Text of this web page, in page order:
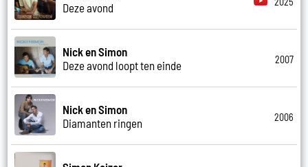
Deze avond
Nick en Simon
Deze avond loopt ten einde
2007
Nick en Simon
Diamanten ringen
2006